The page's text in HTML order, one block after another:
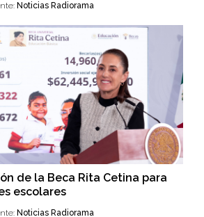
Noticias Radiorama
de la Beca Rita Cetina para
escolares
Noticias Radiorama